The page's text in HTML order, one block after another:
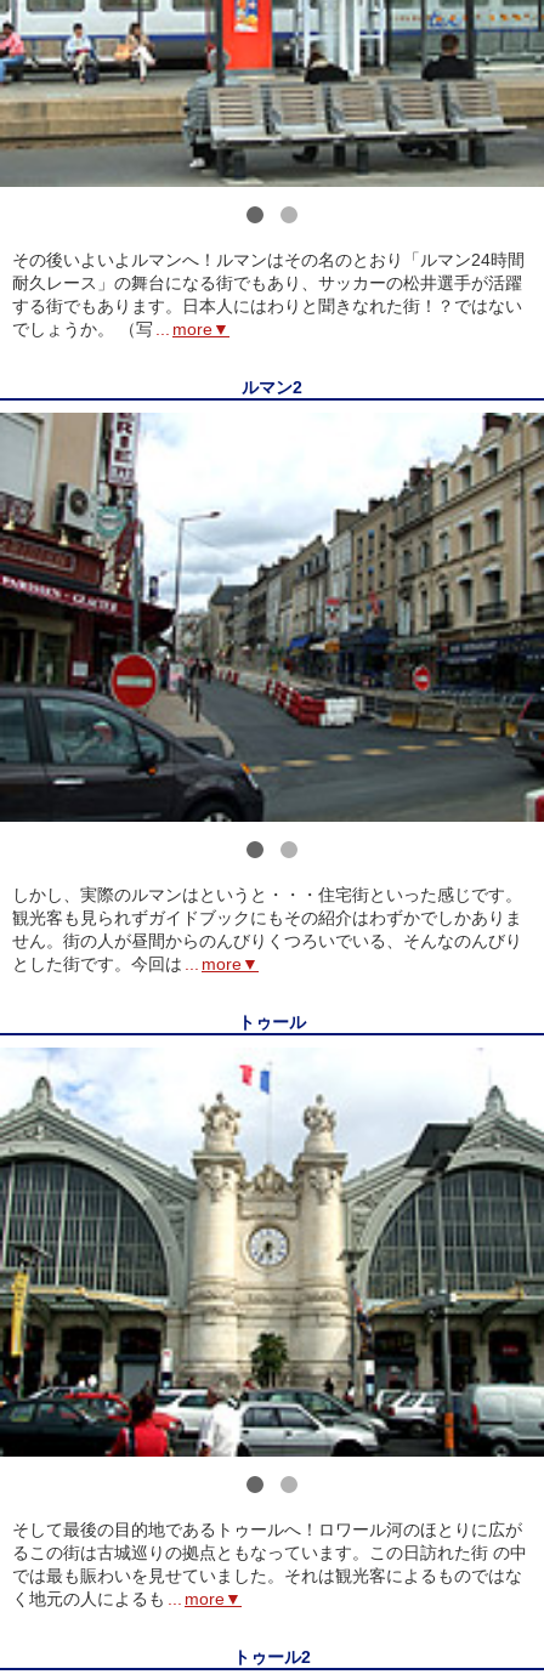
その後いよいよルマンへ！ルマンはその名のとおり「ルマン24時間
耐久レース」の舞台になる街でもあり、サッカーの松井選手が活躍
する街でもあります。日本人にはわりと聞きなれた街！？ではない
でしょうか。 （写
more▼
ルマン2
しかし、実際のルマンはというと・・・住宅街といった感じです。
観光客も見られずガイドブックにもその紹介はわずかでしかありま
せん。街の人が昼間からのんびりくつろいでいる、そんなのんびり
とした街です。今回は
more▼
トゥール
そして最後の目的地であるトゥールへ！ロワール河のほとりに広が
るこの街は古城巡りの拠点ともなっています。この日訪れた街 の中
では最も賑わいを見せていました。それは観光客によるものではな
く地元の人によるも ... more▼
トゥール2